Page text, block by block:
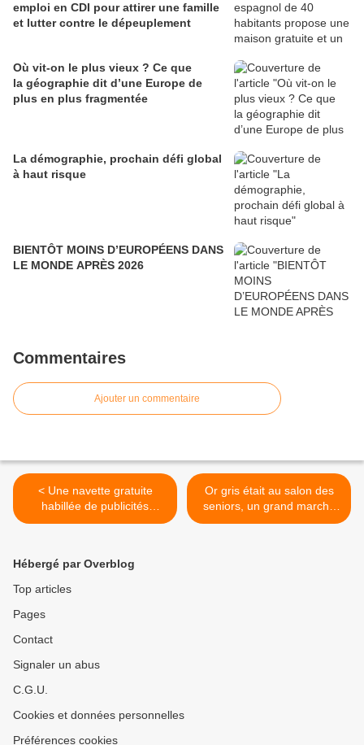
emploi en CDI pour attirer une famille
et lutter contre le dépeuplement
Où vit-on le plus vieux ? Ce que
la géographie dit d’une Europe de
plus en plus fragmentée
La démographie, prochain défi global
à haut risque
BIENTÔT MOINS D’EUROPÉENS DANS
LE MONDE APRÈS 2026
Commentaires
Ajouter un commentaire
< Une navette gratuite
habillée de publicités
locales - Aquitaine- 64 -
Or gris était au salon des
seniors, un grand marché
avec quelques trucs
Hébergé par Overblog
Top articles
Pages
Contact
Signaler un abus
C.G.U.
Cookies et données personnelles
Préférences cookies